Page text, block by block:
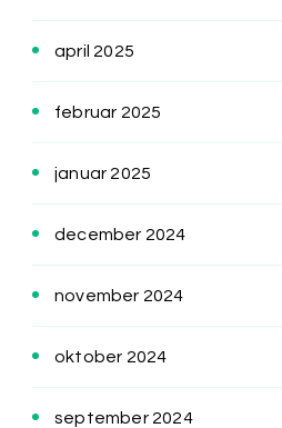
april 2025
februar 2025
januar 2025
december 2024
november 2024
oktober 2024
september 2024